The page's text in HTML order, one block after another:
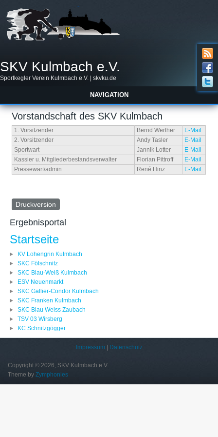
SKV Kulmbach e.V.
Sportkegler Verein Kulmbach e.V. | skvku.de
NAVIGATION
Vorstandschaft des SKV Kulmbach
1. Vorsitzender Bernd Werther
E-Mail
2. Vorsitzender
Andy Tasler
E-Mail
Sportwart
Jannik Lotter
E-Mail
Kassier u. Mitgliederbestandsverwalter
Florian Pittroff
E-Mail
Pressewart/admin
René Hinz E-Mail
Druckversion
Ergebnisportal
Startseite
KV Lohengrin Kulmbach
SKC Fölschnitz
SKC Blau-Weiß Kulmbach
ESV Neuenmarkt
SKC Gallier-Condor Kulmbach
SKC Franken Kulmbach
SKC Blau Weiss Zaubach
TSV 03 Wirsberg
KC Schnitzgögger
Impressum Datenschutz
Copyright © 2026, SKV Kulmbach e.V.
Theme by Zymphonies